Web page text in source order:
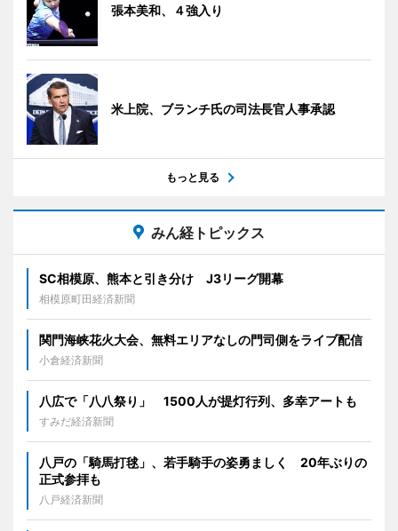
張本美和、４強入り
米上院、ブランチ氏の司法長官人事承認
もっと見る
みん経トピックス
SC相模原、熊本と引き分け J3リーグ開幕
相模原町田経済新聞
関門海峡花火大会、無料エリアなしの門司側をライブ配信
小倉経済新聞
八広で「八八祭り」 1500人が提灯行列、多幸アートも
すみだ経済新聞
八戸の「騎馬打毬」、若手騎手の姿勇ましく 20年ぶりの
正式参拝も
八戸経済新聞